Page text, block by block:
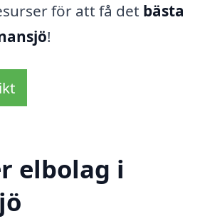
för att få det bästa
!
elbolag i